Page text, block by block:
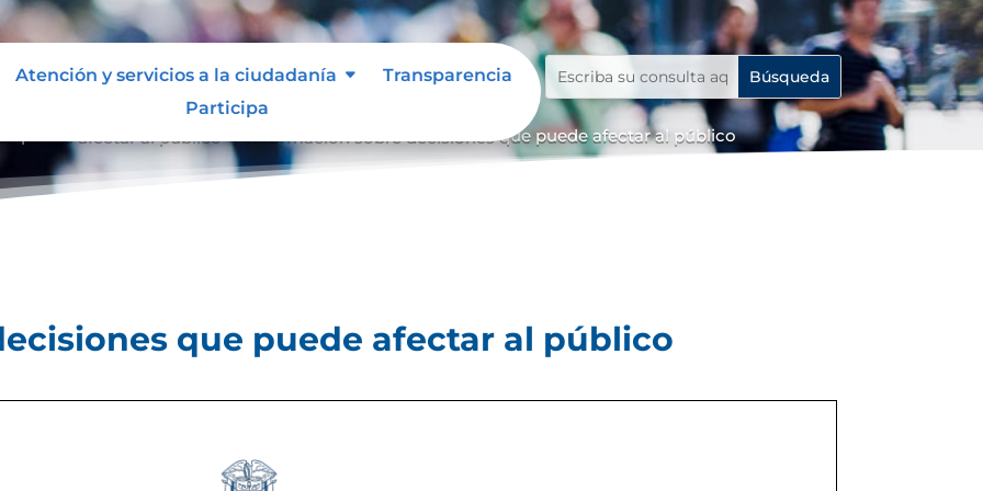
Atención y servicios a la ciudadanía
Transparencia
Participa
puede afectar al público Información sobre decisiones que puede afectar al público
que puede afectar al público